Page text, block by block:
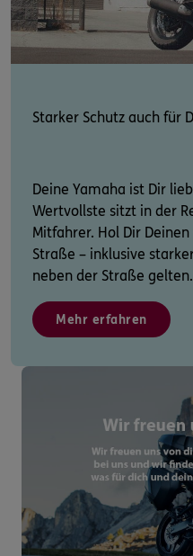
Starker Schutz auch für
Deine Yamaha ist Dir
Wertvollste sitzt in der
Mitfahrer. Hol Dir
Straße – inklusive
neben der Straße gelten.
Mehr erfahren